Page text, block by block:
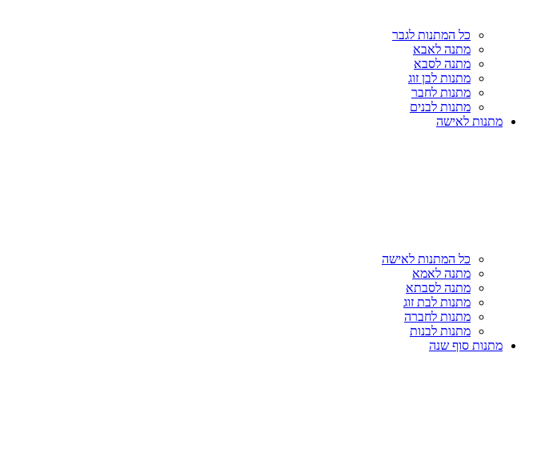
כל המתנות לגבר
מתנה לאבא
מתנה לסבא
מתנות לבן זוג
מתנות לחבר
מתנות לבנים
מתנות לאישה
כל המתנות לאישה
מתנה לאמא
מתנה לסבתא
מתנות לבת זוג
מתנות לחברה
מתנות לבנות
מתנות סוף שנה